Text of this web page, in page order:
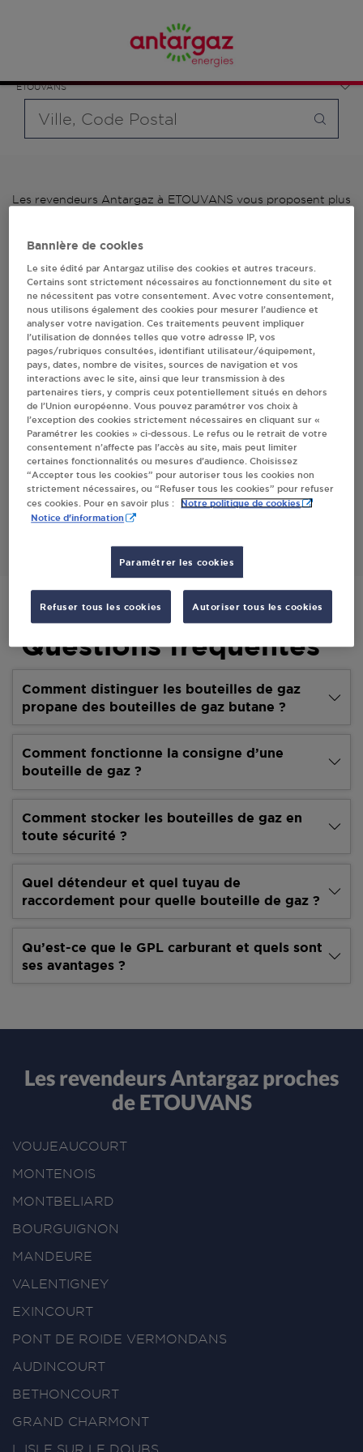
Bourgogne-Franche-Comté
ETOUVANS
bouteille souhaité et le type de point de vente (revendeur /
distributeur automatique de bouteilles de gaz ou station GPL
carburant)
Les revendeurs Antargaz à ETOUVANS vous proposent plus
Antargaz à ETOUVANS, l'adresse, le numéro de téléphone
de votre stations GPL ou distributeurs de bouteilles de gaz.
1 revendeur(s) Antargaz
à ETOUVANS
Villes
DRUET MONIQUE ETOUVANS
66, RUE DE L'EGLISE
25260ETOUVANS
S'Y RENDRE
Questions fréquentes
Comment distinguer les bouteilles de gaz
propane des bouteilles de gaz butane ?
Comment fonctionne la consigne d’une
bouteille de gaz ?
Comment stocker les bouteilles de gaz en
toute sécurité ?
Quel détendeur et quel tuyau de
raccordement pour quelle bouteille de gaz ?
Qu’est-ce que le GPL carburant et quels sont
ses avantages ?
Les revendeurs Antargaz proches
de ETOUVANS
VOUJEAUCOURT
MONTENOIS
MONTBELIARD
BOURGUIGNON
MANDEURE
VALENTIGNEY
EXINCOURT
PONT DE ROIDE VERMONDANS
AUDINCOURT
BETHONCOURT
GRAND CHARMONT
L ISLE SUR LE DOUBS
Bannière de cookies
Le site édité par Antargaz utilise des cookies et autres traceurs.
Certains sont strictement nécessaires au fonctionnement du site et
ne nécessitent pas votre consentement. Avec votre consentement,
nous utilisons également des cookies pour mesurer l’audience et
analyser votre navigation. Ces traitements peuvent impliquer
l’utilisation de données telles que votre adresse IP, vos
pages/rubriques consultées, identifiant utilisateur/équipement,
pays, dates, nombre de visites, sources de navigation et vos
interactions avec le site, ainsi que leur transmission à des
partenaires tiers, y compris ceux potentiellement situés en dehors
de l’Union européenne. Vous pouvez paramétrer vos choix à
l’exception des cookies strictement nécessaires en cliquant sur «
Paramétrer les cookies » ci-dessous. Le refus ou le retrait de votre
consentement n’affecte pas l’accès au site, mais peut limiter
certaines fonctionnalités ou mesures d’audience. Choisissez
“Accepter tous les cookies” pour autoriser tous les cookies non
strictement nécessaires, ou “Refuser tous les cookies” pour refuser
ces cookies. Pour en savoir plus :
Notre politique de cookies
Notice d'information
Paramétrer les cookies
Refuser tous les cookies Autoriser tous les cookies